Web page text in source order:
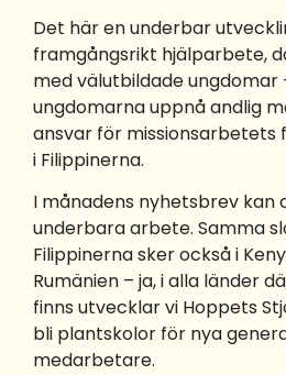
Det här en underbar
framgångsrikt hjälparbete,
med välutbildade ungdomar
ungdomarna uppnå andlig
ansvar för
i Filippinerna.
I månadens nyhetsbrev kan
underbara arbete. Samma
Filippinerna sker också i
Rumänien – ja, i alla länder
finns utvecklar vi Hoppets
bli plantskolor för nya
medarbetare.